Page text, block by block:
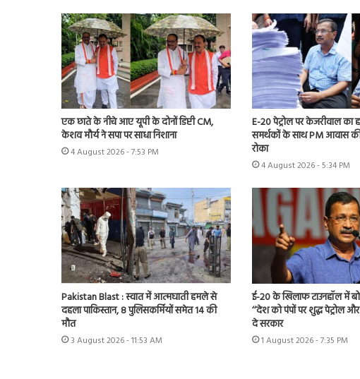
एक छाते के नीचे आए यूपी के दोनों डिप्टी CM,
केशव मौर्य ने सपा पर साधा निशाना
4 August 2026 - 7:53 PM
E-20 पेट्रोल पर केजरीवाल का
समर्थकों के साथ PM आवास
रोका
4 August 2026 - 5:34 PM
Pakistan Blast : स्वात में आत्मघाती हमले से
दहला पाकिस्तान, 8 पुलिसकर्मियों समेत 14 की
मौत
3 August 2026 - 11:53 AM
ई-20 के खिलाफ टाउनहॉल में
‘‘देश को पंपों पर शुद्ध पेट्रोल
दे सरकार
1 August 2026 - 7:35 PM